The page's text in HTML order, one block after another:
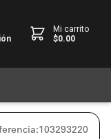
Mi carrito
$0.00
:103293220